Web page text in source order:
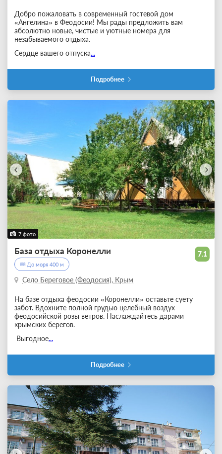
Добро пожаловать в современный гостевой дом
«Ангелина» в Феодосии! Мы рады предложить вам
абсолютно новые, чистые и уютные номера для
незабываемого отдыха.
Сердце вашего отпуска...
Подробнее
7 фото
7.1
База отдыха Коронелли
До моря 400 м
Село Береговое (Феодосия), Крым
На базе отдыха феодосии «Коронелли» оставьте суету
забот. Вдохните полной грудью целебный воздух
феодосийской розы ветров. Наслаждайтесь дарами
крымских берегов.
Выгодное...
Подробнее